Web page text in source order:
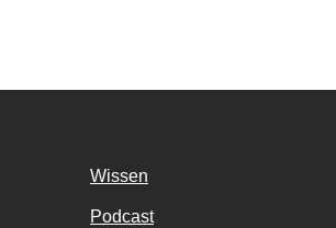
Wissen
Podcast